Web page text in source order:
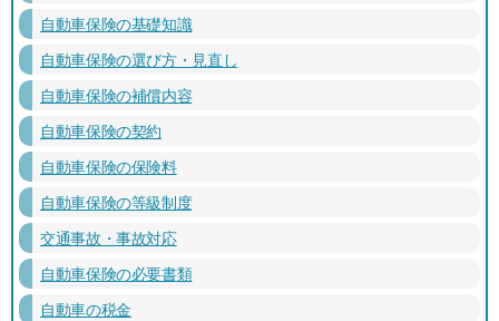
自動車保険の基礎知識
自動車保険の選び方・見直し
自動車保険の補償内容
自動車保険の契約
自動車保険の保険料
自動車保険の等級制度
交通事故・事故対応
自動車保険の必要書類
自動車の税金